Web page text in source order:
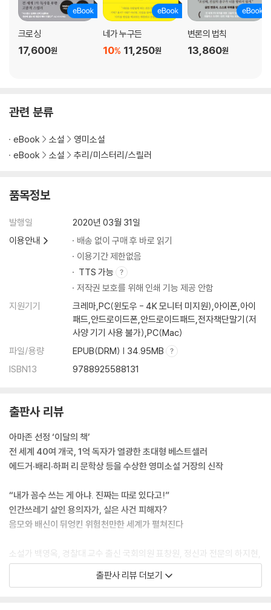
크로싱
17,600원
네가 누구든
11,250원
10%
변론의 법칙
13,860원
관련 분류
eBook 소설
영미소설
eBook
소설 추리/미스터리/스릴러
품목정보
발행일
2020년 03월 31일
이용안내
배송 없이 구매 후 바로 읽기
이용기간 제한없음
TTS 가능
저작권 보호를 위해 인쇄 기능 제공 안함
지원기기
크레마,PC(윈도우 - 4K 모니터 미지원),아이폰,아이
패드,안드로이드폰,안드로이드패드,전자책단말기(저
사양 기기 사용 불가),PC(Mac)
파일/용량
EPUB(DRM) | 34.95MB
ISBN13
9788925588131
출판사 리뷰
아마존 선정 ‘이달의 책’
전 세계 40여 개국, 1억 독자가 열광한 초대형 베스트셀러
에드거·배리·하퍼 리 문학상 등을 수상한 영미소설 거장의 신작
“내가 꼼수 쓰는 게 아냐. 진짜는 따로 있다고!”
인간쓰레기 살인 용의자가, 실은 사건 피해자?
음모와 배신이 뒤엉킨 위험천만한 세계가 펼쳐진다
소설가 백영옥, 경찰대 교수 출신 국회의원 표창원, 정신과 전문의 하지현,
드라마 PD 김민식, 판사 출신 소설가 도진기, ……. 마이클 코넬리의 팬이
라고 밝힌 국내 명사들의 목록이다. 이들이 코넬리에게 매혹된 까닭은 무
출판사 리뷰 더보기